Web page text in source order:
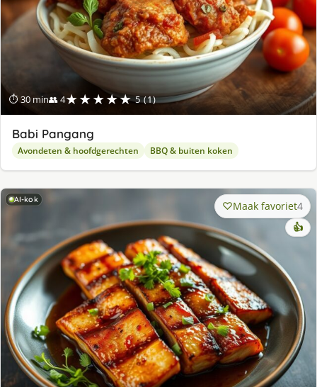
⏱ 30 min👥 4★★★★★ 5 (1)
Babi Pangang
Avondeten & hoofdgerechten BBQ & buiten koken
AI-kok Maak favoriet4
👍